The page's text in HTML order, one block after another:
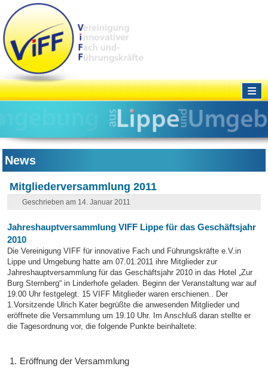
≡
News
Mitgliederversammlung 2011
Geschrieben am 14. Januar 2011
Jahreshauptversammlung VIFF Lippe für das Geschäftsjahr
2010
Die Vereinigung VIFF für innovative Fach und Führungskräfte e.V.in
Lippe und Umgebung hatte am 07.01.2011 ihre Mitglieder zur
Jahreshauptversammlung für das Geschäftsjahr 2010 in das Hotel „Zur
Burg Sternberg“ in Linderhofe geladen. Beginn der Veranstaltung war auf
19.00 Uhr festgelegt. 15 VIFF Mitglieder waren erschienen.. Der
1.Vorsitzende Ulrich Kater begrüßte die anwesenden Mitglieder und
eröffnete die Versammlung um 19.10 Uhr. Im Anschluß daran stellte er
die Tagesordnung vor, die folgende Punkte beinhaltete:
Eröffnung der Versammlung